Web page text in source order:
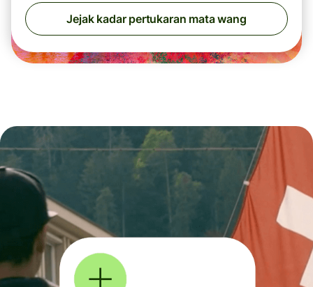
Jejak kadar pertukaran mata wang